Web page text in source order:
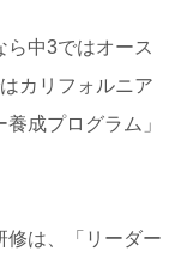
中3ではオース
カリフォルニア
成プログラム」
修は、「リーダー